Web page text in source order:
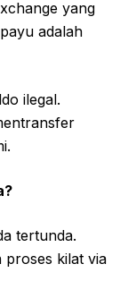
yang
adalah
ilegal.
tertunda.
proses kilat via